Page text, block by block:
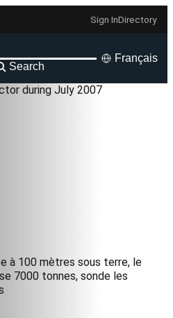
Sign InDirectory
Search
Français
à 100 mètres sous terre, le
7000 tonnes, sonde les